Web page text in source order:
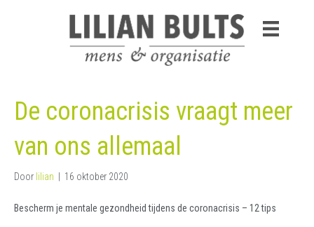
De coronacrisis vraagt meer
van ons allemaal
Door lilian 16 oktober 2020
Bescherm je mentale gezondheid tijdens de coronacrisis – 12 tips